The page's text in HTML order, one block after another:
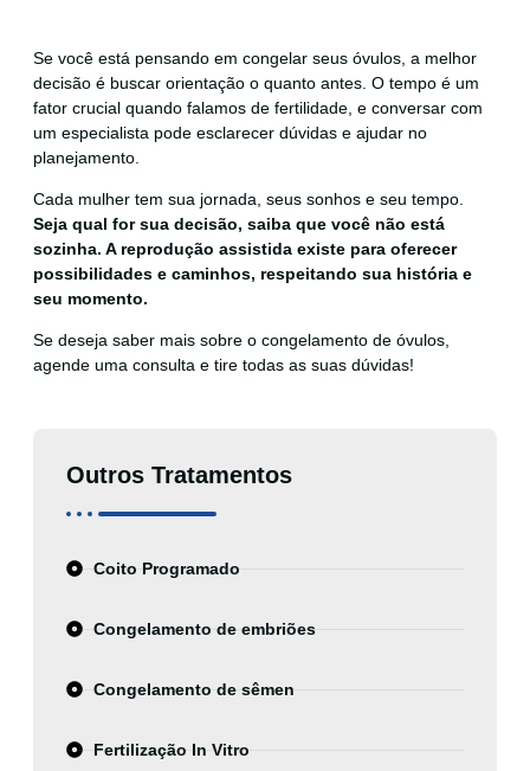
Se você está pensando em congelar seus óvulos, a melhor
decisão é buscar orientação o quanto antes. O tempo é um
fator crucial quando falamos de fertilidade, e conversar com
um especialista pode esclarecer dúvidas e ajudar no
planejamento.
Cada mulher tem sua jornada, seus sonhos e seu tempo.
Seja qual for sua decisão, saiba que você não está
sozinha. A reprodução assistida existe para oferecer
possibilidades e caminhos, respeitando sua história e
seu momento.
Se deseja saber mais sobre o congelamento de óvulos,
agende uma consulta e tire todas as suas dúvidas!
Outros Tratamentos
Coito Programado
Congelamento de embriões
Congelamento de sêmen
Fertilização In Vitro